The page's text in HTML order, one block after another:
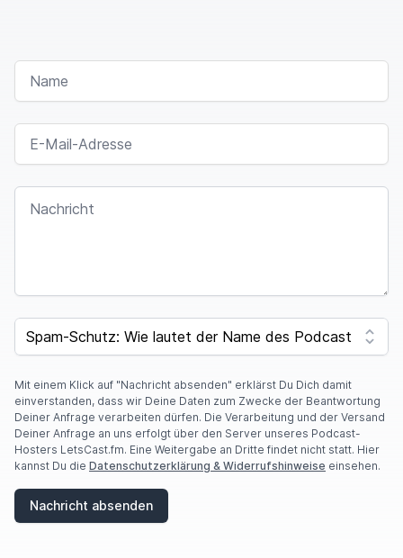
NAME
E-MAIL-ADRESSE
NACHRICHT
SPAM CAPTCHA
Mit einem Klick auf "Nachricht absenden" erklärst Du Dich damit
einverstanden, dass wir Deine Daten zum Zwecke der Beantwortung
Deiner Anfrage verarbeiten dürfen. Die Verarbeitung und der Versand
Deiner Anfrage an uns erfolgt über den Server unseres Podcast-
Hosters LetsCast.fm. Eine Weitergabe an Dritte findet nicht statt. Hier
kannst Du die Datenschutzerklärung & Widerrufshinweise einsehen.
Nachricht absenden